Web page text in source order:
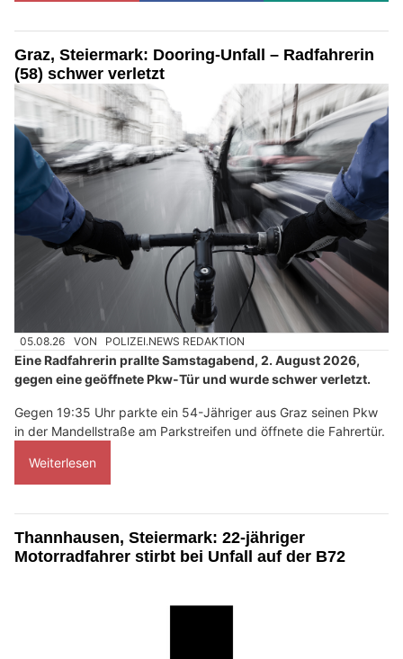
Graz, Steiermark: Dooring-Unfall – Radfahrerin
(58) schwer verletzt
05.08.26 VON POLIZEI.NEWS REDAKTION
Eine Radfahrerin prallte Samstagabend, 2. August 2026,
gegen eine geöffnete Pkw-Tür und wurde schwer verletzt.
Gegen 19:35 Uhr parkte ein 54-Jähriger aus Graz seinen Pkw
in der Mandellstraße am Parkstreifen und öffnete die Fahrertür.
Weiterlesen
Thannhausen, Steiermark: 22-jähriger
Motorradfahrer stirbt bei Unfall auf der B72